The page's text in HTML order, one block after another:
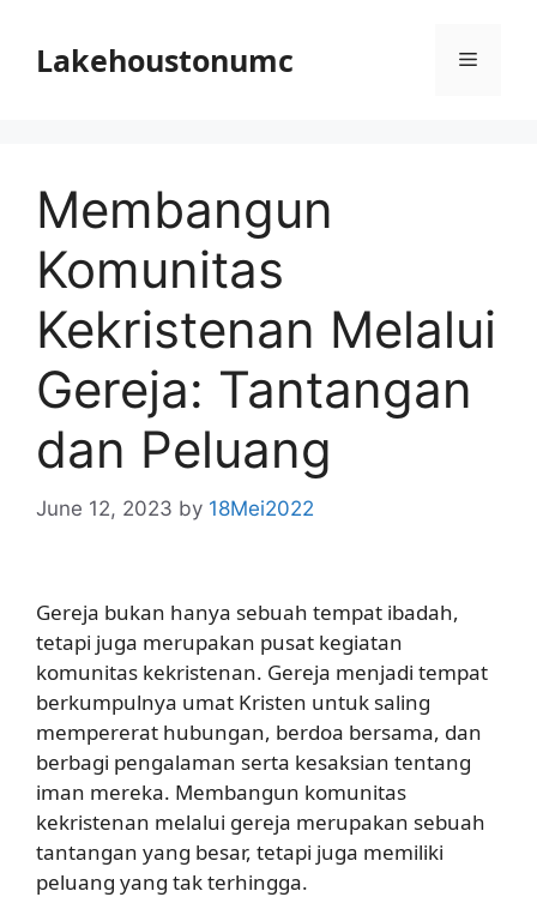
contentLakehoustonumc Menu
Membangun
Komunitas
Kekristenan Melalui
Gereja: Tantangan
dan Peluang
June 12, 2023 by 18Mei2022
Gereja bukan hanya sebuah tempat ibadah,
tetapi juga merupakan pusat kegiatan
komunitas kekristenan. Gereja menjadi tempat
berkumpulnya umat Kristen untuk saling
mempererat hubungan, berdoa bersama, dan
berbagi pengalaman serta kesaksian tentang
iman mereka. Membangun komunitas
kekristenan melalui gereja merupakan sebuah
tantangan yang besar, tetapi juga memiliki
peluang yang tak terhingga.